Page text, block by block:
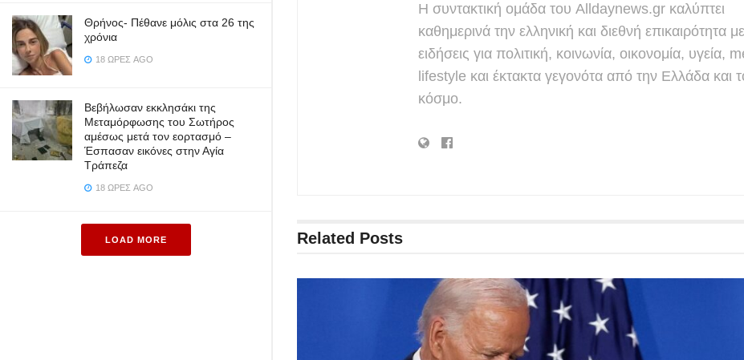
Θρήνος- Πέθανε μόλις στα 26 της
χρόνια
18 ΏΡΕΣ AGO
Βεβήλωσαν εκκλησάκι της
Μεταμόρφωσης του Σωτήρος
αμέσως μετά τον εορτασμό –
Έσπασαν εικόνες στην Αγία
Τράπεζα
18 ΏΡΕΣ AGO
LOAD MORE
Η συντακτική ομάδα του Alldaynews.gr καλύπτει
καθημερινά την ελληνική και διεθνή επικαιρότητα με
ειδήσεις για πολιτική, κοινωνία, οικονομία, υγεία,
lifestyle και έκτακτα γεγονότα από την Ελλάδα και
κόσμο.
Related Posts